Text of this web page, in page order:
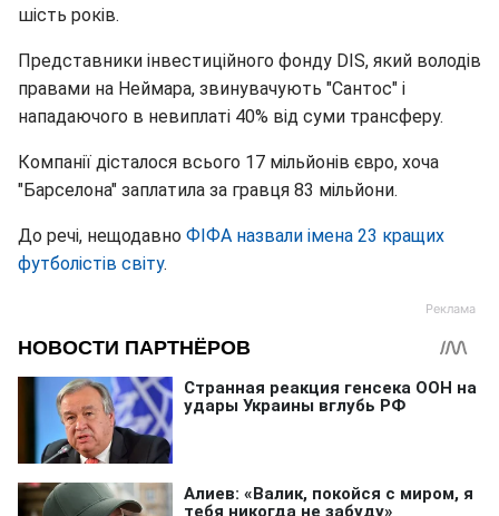
шість років.
Представники інвестиційного фонду DIS, який володів
правами на Неймара, звинувачують "Сантос" і
нападаючого в невиплаті 40% від суми трансферу.
Компанії дісталося всього 17 мільйонів євро, хоча
"Барселона" заплатила за гравця 83 мільйони.
До речі, нещодавно ФІФА назвали імена 23 кращих
футболістів світу.